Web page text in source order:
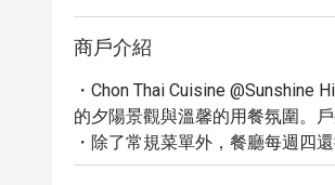
商戶介紹
・Chon Thai Cuisine
的夕陽景觀與溫馨的用餐氛圍。
・除了常規菜單外，餐廳每週四
五道式套餐，呈現精湛的泰式料